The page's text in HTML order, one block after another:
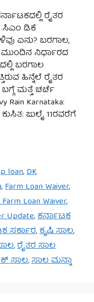
ರೈತರ
ಸಿಎಂ ಡಿಕೆ
ಏನು? ಬರಗಾಲ,
ಮುಂದಿನ ನಿರ್ಧಾರದ
ಬರಗಾಲ
ಹಿನ್ನೆಲೆ ರೈತರ
ಬಗ್ಗೆ ಮತ್ತೆ ಚರ್ಚೆ
Karnataka:
ಜುಲೈ 11ರವರೆಗೆ
loan,DK
,Farm Loan Waiver,
Loan Waiver,
Update,ಕರ್ನಾಟಕ
ಸರ್ಕಾರ,ಕೃಷಿ ಸಾಲ,
,ರೈತರ ಸಾಲ
ಸಾಲ,ಸಾಲ ಮನ್ನಾ